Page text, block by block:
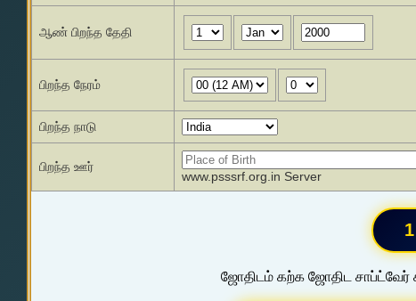
ஆண் பிறந்த தேதி
பிறந்த நேரம்
பிறந்த நாடு
பிறந்த ஊர்
www.psssrf.org.in Server
ஜோதிடம் கற்க ஜோதிட சாப்ட்வேர்